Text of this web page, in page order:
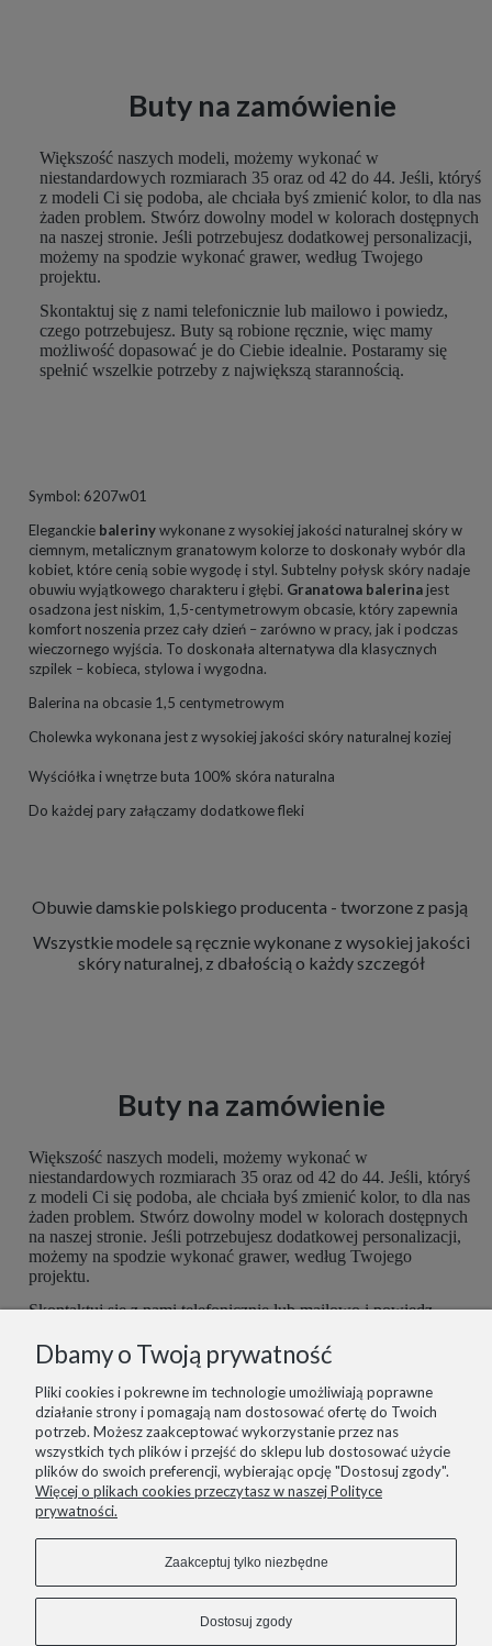
Buty na zamówienie
Większość naszych modeli, możemy wykonać w
niestandardowych rozmiarach 35 oraz od 42 do 44. Jeśli, któryś
z modeli Ci się podoba, ale chciała byś zmienić kolor, to dla nas
żaden problem. Stwórz dowolny model w kolorach dostępnych
na naszej stronie. Jeśli potrzebujesz dodatkowej personalizacji,
możemy na spodzie wykonać grawer, według Twojego
projektu.
Skontaktuj się z nami telefonicznie lub mailowo i powiedz,
czego potrzebujesz. Buty są robione ręcznie, więc mamy
możliwość dopasować je do Ciebie idealnie. Postaramy się
spełnić wszelkie potrzeby z największą starannością.
Symbol: 6207w01
Eleganckie balerinywykonane z wysokiej jakości naturalnej skóry w
ciemnym, metalicznym granatowym kolorze to doskonały wybór dla
kobiet, które cenią sobie wygodę i styl. Subtelny połysk skóry nadaje
obuwiu wyjątkowego charakteru i głębi. Granatowa balerina jest
osadzona jest niskim, 1,5-centymetrowym obcasie, który zapewnia
komfort noszenia przez cały dzień – zarówno w pracy, jak i podczas
wieczornego wyjścia. To doskonała alternatywa dla klasycznych
szpilek – kobieca, stylowa i wygodna.
Balerina na obcasie 1,5 centymetrowym
Cholewka wykonana jest z wysokiej jakości skóry naturalnej koziej
Wyściółka i wnętrze buta 100% skóra naturalna
Do każdej pary załączamy dodatkowe fleki
Obuwie damskie polskiego producenta - tworzone z pasją
Wszystkie modele są ręcznie wykonane z wysokiej jakości
skóry naturalnej, z dbałością o każdy szczegół
Buty na zamówienie
Większość naszych modeli, możemy wykonać w
niestandardowych rozmiarach 35 oraz od 42 do 44. Jeśli, któryś
z modeli Ci się podoba, ale chciała byś zmienić kolor, to dla nas
żaden problem. Stwórz dowolny model w kolorach dostępnych
na naszej stronie. Jeśli potrzebujesz dodatkowej personalizacji,
możemy na spodzie wykonać grawer, według Twojego
projektu.
Skontaktuj się z nami telefonicznie lub mailowo i powiedz,
możliwość dopasować je do Ciebie idealnie. Postaramy się
spełnić wszelkie potrzeby z największą starannością.
informacje
pomoc
zakupy
Dbamy o Twoją prywatność
Pliki cookies i pokrewne im technologie umożliwiają poprawne
działanie strony i pomagają nam dostosować ofertę do Twoich
potrzeb. Możesz zaakceptować wykorzystanie przez nas
wszystkich tych plików i przejść do sklepu lub dostosować użycie
plików do swoich preferencji, wybierając opcję "Dostosuj zgody".
Więcej o plikach cookies przeczytasz w naszej Polityce
prywatności.
Zaakceptuj tylko niezbędne
Dostosuj zgody